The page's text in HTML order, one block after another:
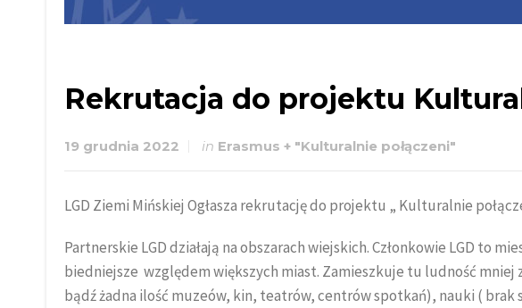
Rekrutacja do projektu
19 grudnia 2022 in Erasmus + "Kulturalnie połączeni"
LGD Ziemi Mińskiej Ogłasza rekrutację do projektu „ Kulturalnie
Partnerskie LGD działają na obszarach wiejskich. Członkowie LGD to
biedniejsze względem większych miast. Zamieszkuje tu ludność mniej
bądź żadna ilość muzeów, kin, teatrów, centrów spotkań), nauki (